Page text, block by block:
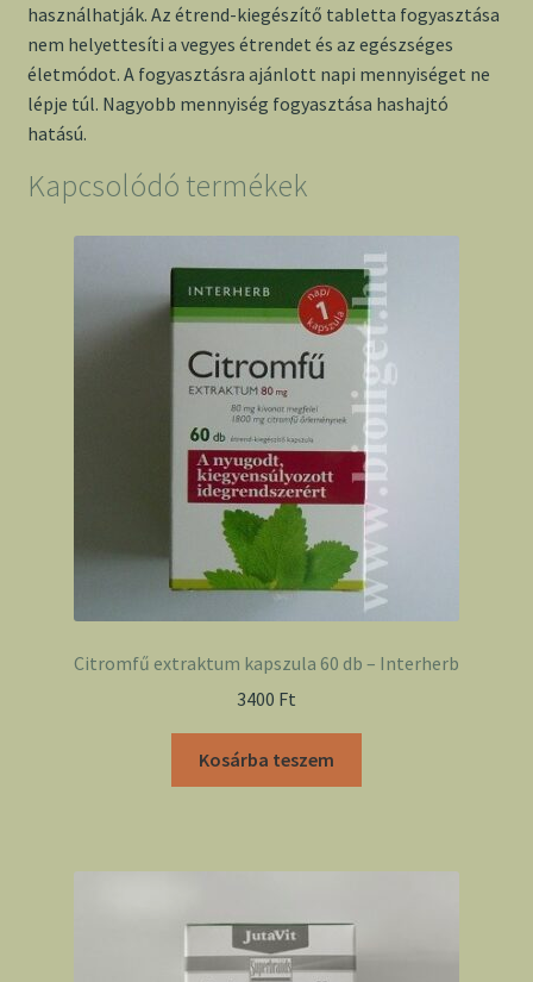
használhatják. Az étrend-kiegészítő tabletta fogyasztása
nem helyettesíti a vegyes étrendet és az egészséges
életmódot. A fogyasztásra ajánlott napi mennyiséget ne
lépje túl. Nagyobb mennyiség fogyasztása hashajtó
hatású.
Kapcsolódó termékek
Citromfű extraktum kapszula 60 db – Interherb
3400 Ft
Kosárba teszem